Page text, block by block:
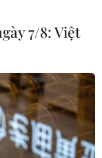
Pharma
7/8: Việt